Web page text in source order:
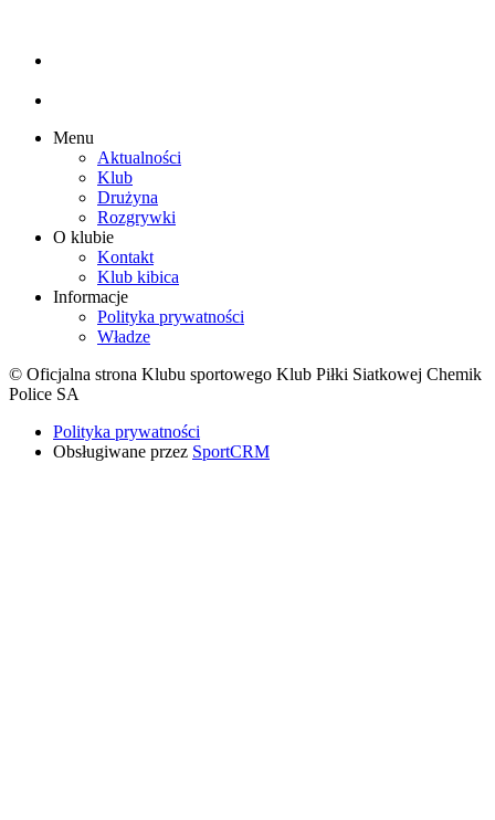
Menu
Aktualności
Klub
Drużyna
Rozgrywki
O klubie
Kontakt
Klub kibica
Informacje
Polityka prywatności
Władze
© Oficjalna strona Klubu sportowego Klub Piłki Siatkowej Chemik
Police SA
Polityka prywatności
Obsługiwane przez SportCRM